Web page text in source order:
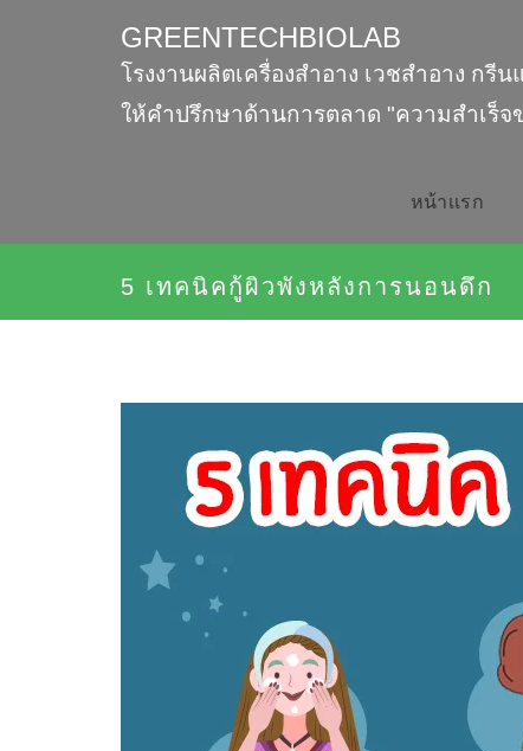
GREENTECHBIOLAB
โรงงานผลิตเครื่องสำอาง เวชสำอาง ก
ให้คำปรึกษาด้านการตลาด "ความสำเร็จ
หน้าเเรก
5 เทคนิคกู้ผิวพังหลังการนอนดึก